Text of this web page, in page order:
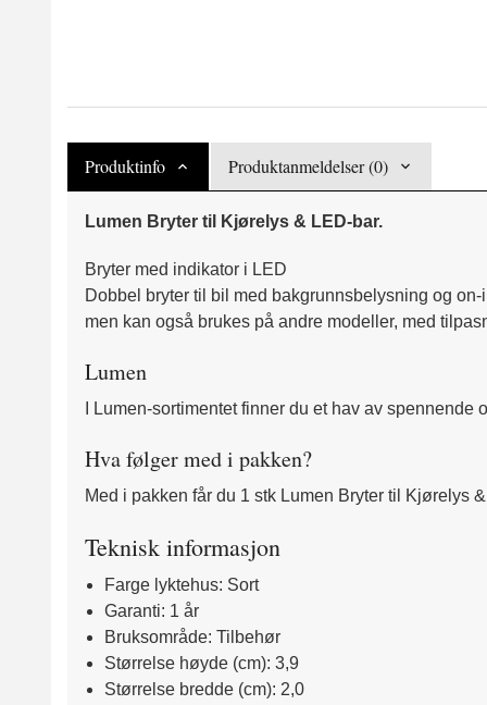
Produktinfo Produktanmeldelser (0)
Lumen Bryter til Kjørelys & LED-bar.
Bryter med indikator i LED
Dobbel bryter til bil med bakgrunnsbelysning og
men kan også brukes på andre modeller, med
Lumen
I Lumen-sortimentet finner du et hav av
Hva følger med i pakken?
Med i pakken får du 1 stk Lumen Bryter til Kjørelys
Teknisk informasjon
Farge lyktehus: Sort
Garanti: 1 år
Bruksområde: Tilbehør
Størrelse høyde (cm): 3,9
Størrelse bredde (cm): 2,0